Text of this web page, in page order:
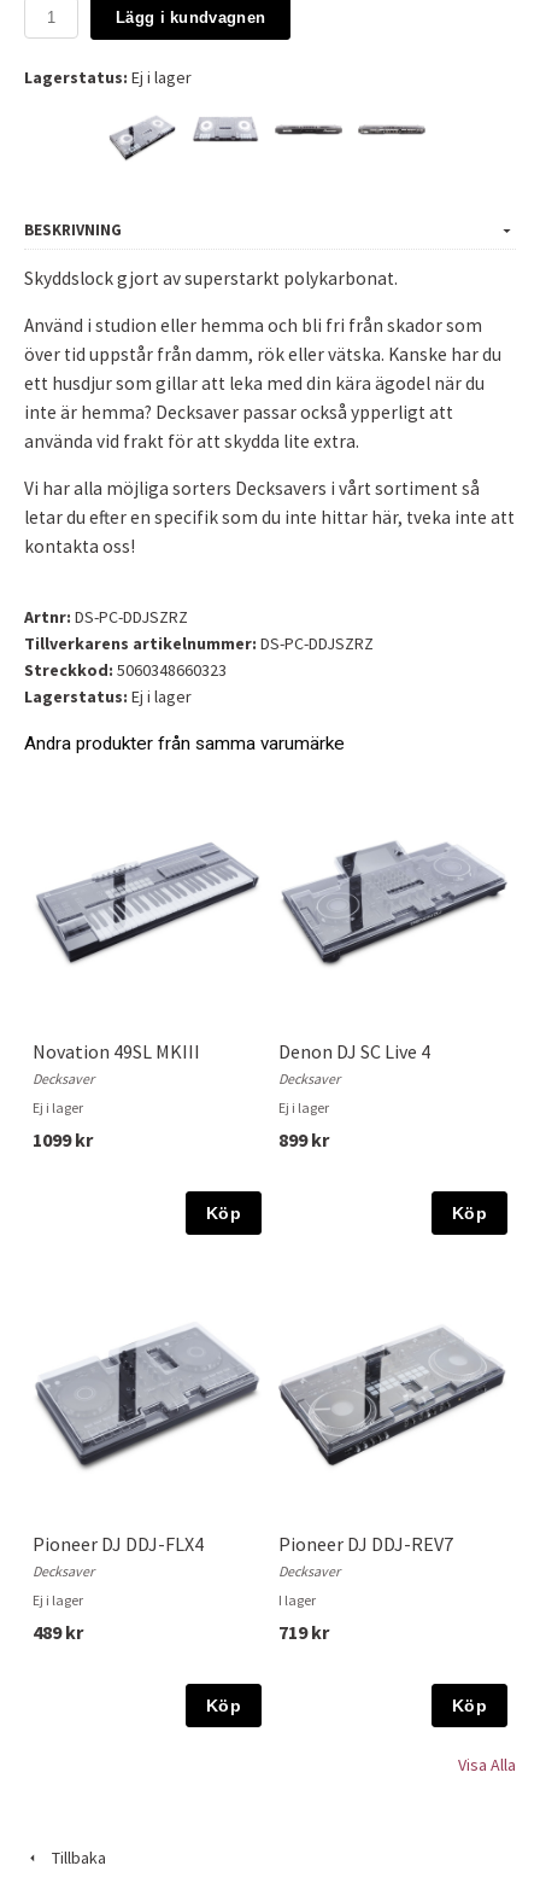
Lägg i kundvagnen
Lagerstatus: Ej i lager
BESKRIVNING
Skyddslock gjort av superstarkt polykarbonat.
Använd i studion eller hemma och bli fri från skador som
över tid uppstår från damm, rök eller vätska. Kanske har du
ett husdjur som gillar att leka med din kära ägodel när du
inte är hemma? Decksaver passar också ypperligt att
använda vid frakt för att skydda lite extra.
Vi har alla möjliga sorters Decksavers i vårt sortiment så
letar du efter en specifik som du inte hittar här, tveka inte att
kontakta oss!
Artnr: DS-PC-DDJSZRZ
Tillverkarens artikelnummer: DS-PC-DDJSZRZ
Streckkod: 5060348660323
Lagerstatus: Ej i lager
Andra produkter från samma varumärke
Novation 49SL MKIII
Decksaver
Ej i lager
1099 kr
Köp
Denon DJ SC Live 4
Decksaver
Ej i lager
899 kr
Köp
Pioneer DJ DDJ-FLX4
Decksaver
Ej i lager
489 kr
Köp
Pioneer DJ DDJ-REV7
Decksaver
I lager
719 kr
Köp
Visa Alla
Tillbaka